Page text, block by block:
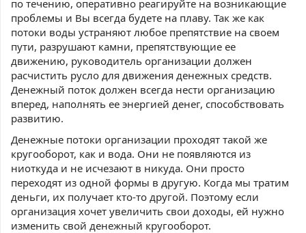
по течению, оперативно реагируйте на возникающие
проблемы и Вы всегда будете на плаву. Так же как
потоки воды устраняют любое препятствие на своем
пути, разрушают камни, препятствующие ее
движению, руководитель организации должен
расчистить русло для движения денежных средств.
Денежный поток должен всегда нести организацию
вперед, наполнять ее энергией денег, способствовать
развитию.
Денежные потоки организации проходят такой же
кругооборот, как и вода. Они не появляются из
ниоткуда и не исчезают в никуда. Они просто
переходят из одной формы в другую. Когда мы тратим
деньги, их получает кто-то другой. Поэтому если
организация хочет увеличить свои доходы, ей нужно
изменить свой денежный кругооборот.